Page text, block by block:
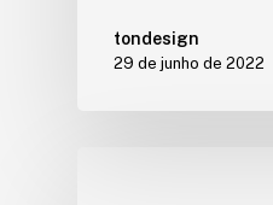
tondesign
29 de junho de 2022